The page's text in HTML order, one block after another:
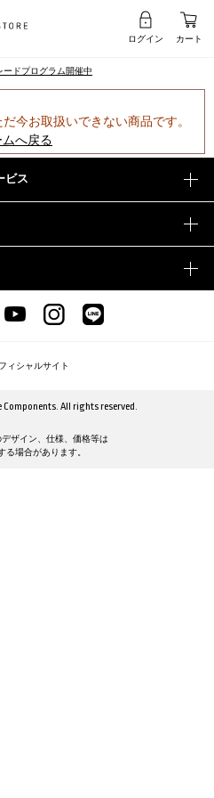
ログイン カート
ードプログラム開催中
今お取扱いできない商品です。
へ戻る
ビス
ィシャルサイト
Components. All rights reserved.
ザイン、仕様、価格等は
る場合があります。